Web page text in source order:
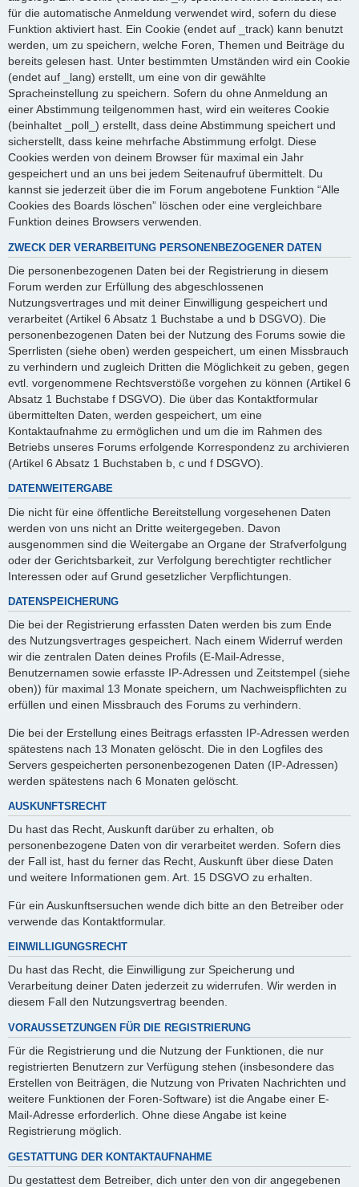
für die automatische Anmeldung verwendet wird, sofern du diese
Funktion aktiviert hast. Ein Cookie (endet auf _track) kann benutzt
werden, um zu speichern, welche Foren, Themen und Beiträge du
bereits gelesen hast. Unter bestimmten Umständen wird ein Cookie
(endet auf _lang) erstellt, um eine von dir gewählte
Spracheinstellung zu speichern. Sofern du ohne Anmeldung an
einer Abstimmung teilgenommen hast, wird ein weiteres Cookie
(beinhaltet _poll_) erstellt, dass deine Abstimmung speichert und
sicherstellt, dass keine mehrfache Abstimmung erfolgt. Diese
Cookies werden von deinem Browser für maximal ein Jahr
gespeichert und an uns bei jedem Seitenaufruf übermittelt. Du
kannst sie jederzeit über die im Forum angebotene Funktion “Alle
Cookies des Boards löschen” löschen oder eine vergleichbare
Funktion deines Browsers verwenden.
ZWECK DER VERARBEITUNG PERSONENBEZOGENER DATEN
Die personenbezogenen Daten bei der Registrierung in diesem
Forum werden zur Erfüllung des abgeschlossenen
Nutzungsvertrages und mit deiner Einwilligung gespeichert und
verarbeitet (Artikel 6 Absatz 1 Buchstabe a und b DSGVO). Die
personenbezogenen Daten bei der Nutzung des Forums sowie die
Sperrlisten (siehe oben) werden gespeichert, um einen Missbrauch
zu verhindern und zugleich Dritten die Möglichkeit zu geben, gegen
evtl. vorgenommene Rechtsverstöße vorgehen zu können (Artikel 6
Absatz 1 Buchstabe f DSGVO). Die über das Kontaktformular
übermittelten Daten, werden gespeichert, um eine
Kontaktaufnahme zu ermöglichen und um die im Rahmen des
Betriebs unseres Forums erfolgende Korrespondenz zu archivieren
(Artikel 6 Absatz 1 Buchstaben b, c und f DSGVO).
DATENWEITERGABE
Die nicht für eine öffentliche Bereitstellung vorgesehenen Daten
werden von uns nicht an Dritte weitergegeben. Davon
ausgenommen sind die Weitergabe an Organe der Strafverfolgung
oder der Gerichtsbarkeit, zur Verfolgung berechtigter rechtlicher
Interessen oder auf Grund gesetzlicher Verpflichtungen.
DATENSPEICHERUNG
Die bei der Registrierung erfassten Daten werden bis zum Ende
des Nutzungsvertrages gespeichert. Nach einem Widerruf werden
wir die zentralen Daten deines Profils (E-Mail-Adresse,
Benutzernamen sowie erfasste IP-Adressen und Zeitstempel (siehe
oben)) für maximal 13 Monate speichern, um Nachweispflichten zu
erfüllen und einen Missbrauch des Forums zu verhindern.
Die bei der Erstellung eines Beitrags erfassten IP-Adressen werden
spätestens nach 13 Monaten gelöscht. Die in den Logfiles des
Servers gespeicherten personenbezogenen Daten (IP-Adressen)
werden spätestens nach 6 Monaten gelöscht.
AUSKUNFTSRECHT
Du hast das Recht, Auskunft darüber zu erhalten, ob
personenbezogene Daten von dir verarbeitet werden. Sofern dies
der Fall ist, hast du ferner das Recht, Auskunft über diese Daten
und weitere Informationen gem. Art. 15 DSGVO zu erhalten.
Für ein Auskunftsersuchen wende dich bitte an den Betreiber oder
verwende das Kontaktformular.
EINWILLIGUNGSRECHT
Du hast das Recht, die Einwilligung zur Speicherung und
Verarbeitung deiner Daten jederzeit zu widerrufen. Wir werden in
diesem Fall den Nutzungsvertrag beenden.
VORAUSSETZUNGEN FÜR DIE REGISTRIERUNG
Für die Registrierung und die Nutzung der Funktionen, die nur
registrierten Benutzern zur Verfügung stehen (insbesondere das
Erstellen von Beiträgen, die Nutzung von Privaten Nachrichten und
weitere Funktionen der Foren-Software) ist die Angabe einer E-
Mail-Adresse erforderlich. Ohne diese Angabe ist keine
Registrierung möglich.
GESTATTUNG DER KONTAKTAUFNAHME
Du gestattest dem Betreiber, dich unter den von dir angegebenen